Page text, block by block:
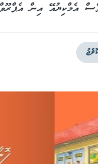
އެމްކިޔުއޭ އިން